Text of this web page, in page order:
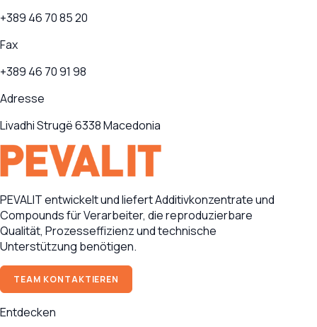
+389 46 70 85 20
Fax
+389 46 70 91 98
Adresse
Livadhi Strugë 6338 Macedonia
PEVALIT entwickelt und liefert Additivkonzentrate und
Compounds für Verarbeiter, die reproduzierbare
Qualität, Prozesseffizienz und technische
Unterstützung benötigen.
TEAM KONTAKTIEREN
Entdecken